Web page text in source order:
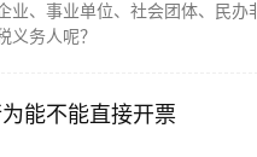
业、事业单位、社会团体、民
义务人呢？
能不能直接开票